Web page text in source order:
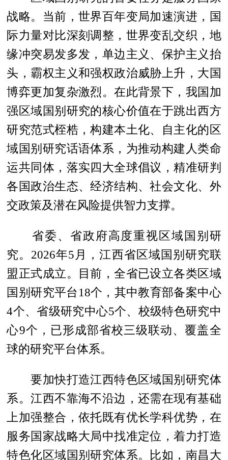
战略。当前，世界百年变局加速演进，国
际力量对比深刻调整，世界变乱交织，地
缘冲突易发多发，单边主义、保护主义抬
头，霸权主义和强权政治威胁上升，大国
博弈更加复杂激烈。在此背景下，我国加
强区域国别研究的核心价值在于跳出西方
研究范式桎梏，构建本土化、自主化的区
域国别研究话语体系，为推动构建人类命
运共同体，落实四大全球倡议，精准研判
各国政治生态、经济结构、社会文化、外
交政策及潜在风险提供智力支撑。
省委、省政府高度重视区域国别研
究。2026年5月，江西省区域国别研究联
盟正式成立。目前，全省已设立各类区域
国别研究平台18个，其中教育部备案中心
4个、省级研究中心5个、校级特色研究中
心9个，已形成部省校三级联动、覆盖全
球的研究平台体系。
要加快打造江西特色区域国别研究体
系。江西不靠海不沿边，还需在现有基础
上加强整合，依托既有优长学科优势，在
服务国家战略大局中找准定位，着力打造
特色化区域国别研究体系。比如，南昌大